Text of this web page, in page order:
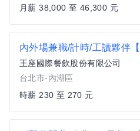
月薪 38,000 至 46,300 元
王座國際餐飲股份有限公司
台北市-內湖區
時薪 230 至 270 元